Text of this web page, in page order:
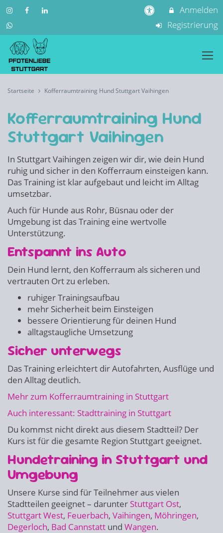
Anmelden
Registrierung
Startseite Kofferraumtraining Hund Stuttgart Vaihingen
Kofferraumtraining Hund
Stuttgart Vaihingen
In Stuttgart Vaihingen zeigen wir dir, wie dein Hund
ruhig und sicher in den Kofferraum einsteigen kann.
Das Training ist klar aufgebaut und leicht im Alltag
umsetzbar.
Auch für Hunde aus Rohr, Büsnau oder der
Umgebung ist das Training eine wertvolle
Unterstützung.
Entspannt ins Auto
Dein Hund lernt, den Kofferraum als sicheren und
vertrauten Ort zu erleben.
ruhiger Trainingsaufbau
mehr Sicherheit beim Einsteigen
bessere Orientierung für deinen Hund
alltagstaugliche Umsetzung
Sicher unterwegs
Das Training erleichtert dir Autofahrten, Ausflüge und
den Alltag deutlich.
Mehr zum Kofferraumtraining in Stuttgart
Auch interessant: Stadttraining in Stuttgart
Du kommst nicht direkt aus diesem Stadtteil? Der
Kurs ist für die gesamte Region Stuttgart geeignet.
Hundetraining in Stuttgart und
Umgebung
Unsere Kurse sind für Teilnehmer aus vielen
Stadtteilen geeignet – darunter Stuttgart Ost,
Stuttgart West, Feuerbach, Vaihingen, Möhringen,
Degerloch, Bad Cannstatt und Wangen.